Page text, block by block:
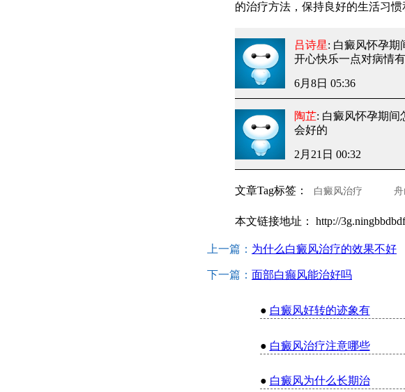
的治疗方法，保持良好的生活习
吕诗星: 白癜风怀孕期
开心快乐一点对病情
6月8日 05:36
陶芷: 白癜风怀孕期间
会好的
2月21日 00:32
文章Tag标签： 白癜风治疗
本文链接地址： http://
上一篇： 为什么白癜风治疗的效果不好
下一篇： 面部白癫风能治好吗
● 白癜风好转的迹象有
● 白癜风治疗注意哪些
● 白癜风为什么长期治